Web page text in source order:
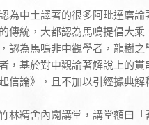
中土譯著的很多阿毗達磨論
統，大都認為馬鳴提倡大乘
認為馬鳴非中觀學者，龍樹之
，基於對中觀論著解說上的
信論》，且不加以引經據典解
林精舍內闢講堂，講堂額曰